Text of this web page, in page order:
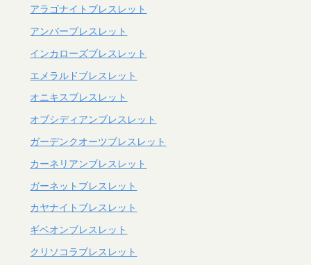
アラゴナイトブレスレット
アンバーブレスレット
インカローズブレスレット
エメラルドブレスレット
オニキスブレスレット
オブシディアンブレスレット
ガーデンクオーツブレスレット
カーネリアンブレスレット
ガーネットブレスレット
カヤナイトブレスレット
ギベオンブレスレット
クリソコラブレスレット